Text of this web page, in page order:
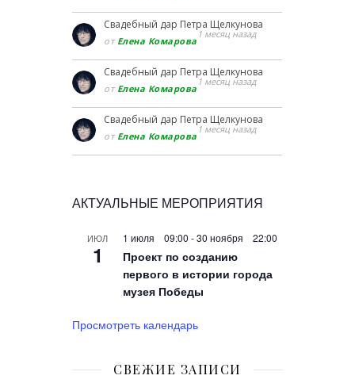
Свадебный дар Петра Щелкунова
от Елена Комарова
1 месяц назад
Свадебный дар Петра Щелкунова
от Елена Комарова
1 месяц назад
Свадебный дар Петра Щелкунова
от Елена Комарова
1 месяц назад
АКТУАЛЬНЫЕ МЕРОПРИЯТИЯ
ИЮЛ
1
1 июля 09:00 -30 ноября 22:00
Проект по созданию
первого в истории города
музея Победы
Просмотреть календарь
СВЕЖИЕ ЗАПИСИ